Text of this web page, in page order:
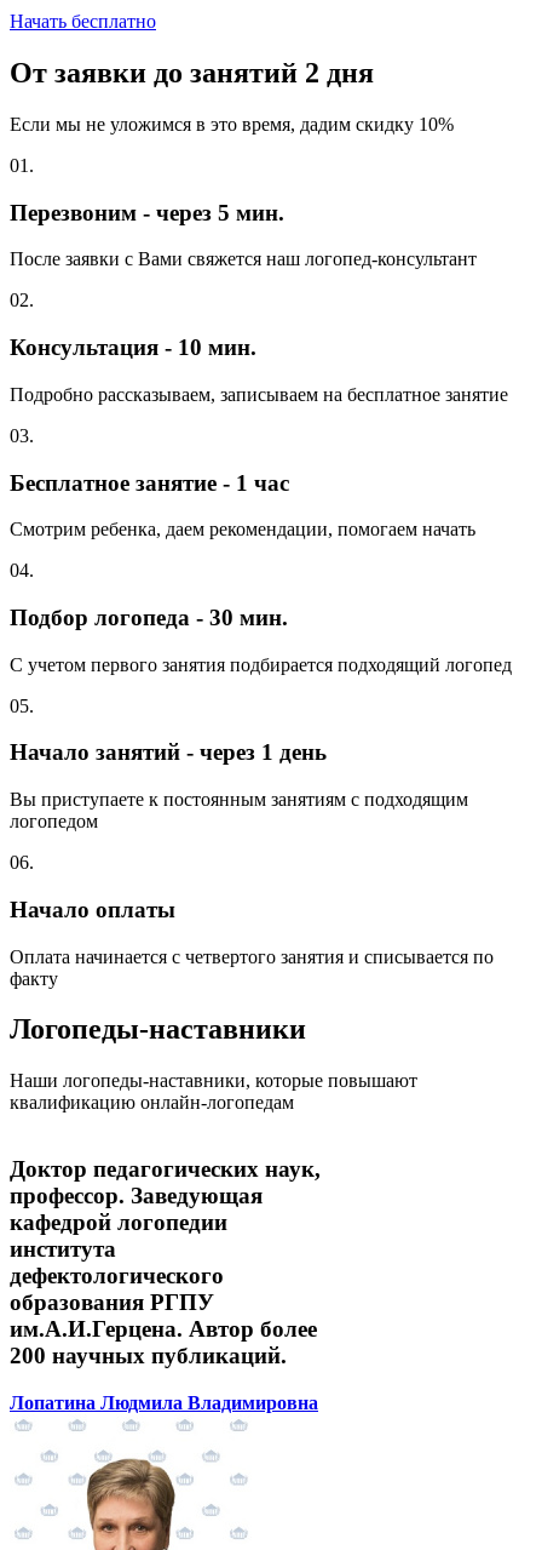
Начать бесплатно
От заявки до занятий 2 дня
Если мы не уложимся в это время, дадим скидку 10%
01.
Перезвоним - через 5 мин.
После заявки с Вами свяжется наш логопед-консультант
02.
Консультация - 10 мин.
Подробно рассказываем, записываем на бесплатное занятие
03.
Бесплатное занятие - 1 час
Смотрим ребенка, даем рекомендации, помогаем начать
04.
Подбор логопеда - 30 мин.
С учетом первого занятия подбирается подходящий логопед
05.
Начало занятий - через 1 день
Вы приступаете к постоянным занятиям с подходящим
логопедом
06.
Начало оплаты
Оплата начинается с четвертого занятия и списывается по
факту
Логопеды-наставники
Наши логопеды-наставники, которые повышают
квалификацию онлайн-логопедам
Доктор педагогических наук,
профессор. Заведующая
кафедрой логопедии
института
дефектологического
образования РГПУ
им.А.И.Герцена. Автор более
200 научных публикаций.
Лопатина Людмила Владимировна